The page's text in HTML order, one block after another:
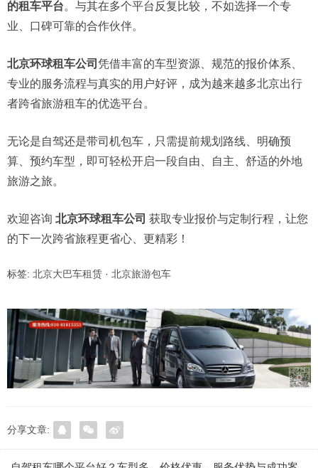
的租车平台。与其在多个平台反复比较，不如选择一个专
业、口碑可靠的合作伙伴。
北京环球租车公司 凭借丰富的车型资源、规范的报价体系、
专业的服务流程与真实的用户好评，成为越来越多北京出行
者跨省旅游租车的优选平台。
无论是自驾还是带司机包车，只需提前规划路线、明确预
算、预约车型，即可轻松开启一段自由、自主、舒适的外地
旅游之旅。
欢迎咨询 北京环球租车公司 获取专业报价与定制行程，让您
的下一次跨省旅程更省心、更精彩！
标签: 北京大巴车租赁 · 北京旅游包车
分享文章: